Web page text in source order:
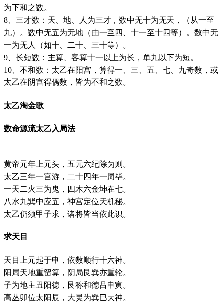
为下和之数。
8、三才数：天、地、人为三才，数中无十为无天，（从一至
九）。数中无五为无地（由一至四、十一至十四等）。数中无
一为无人（如十、二十、三十等）。
9、长短数：主算、客算十一以上为长，单九以下为短。
10、不和数：太乙在阳宫，算得一、三、五、七、九奇数，或
太乙在阴宫得偶数，皆为不和之数。
太乙淘金歌
数命源流太乙入局法
黄帝元年上元头，五元六纪除为则。
太乙三年一宫游，二十四年一周毕。
一天二火三为鬼，四木六金坤在七。
八水九巽中应五，神宫定位天机秘。
太乙仍须甲子求，诸将皆当依此识。
求天目
天目上元起于申，依数顺行十六神。
阳局天地重留算，阴局艮巽亦重轮。
子为地主丑阳德，艮称和德吕申寅。
高丛卯位太阳辰，大炅为巽巳大神。